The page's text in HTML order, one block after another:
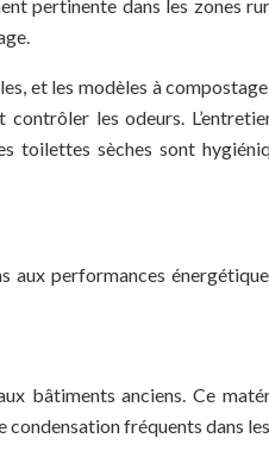
pertinente dans les zones
et les modèles à
les odeurs.
sèches sont
aux performances
bâtiments anciens. Ce
fréquents dans